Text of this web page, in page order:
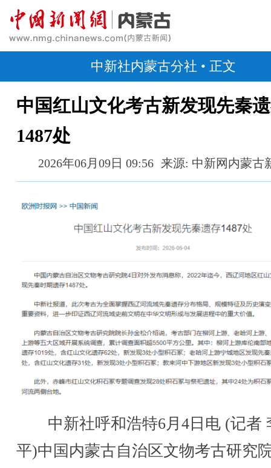
中新社内蒙古分社 • 正文
中国红山文化考古新发现先秦
1487处
2026年06月09日 09:56 来源: 中新网内蒙古
中新社呼和浩特6月4日电 (记者
平)中国内蒙古自治区文物考古研究